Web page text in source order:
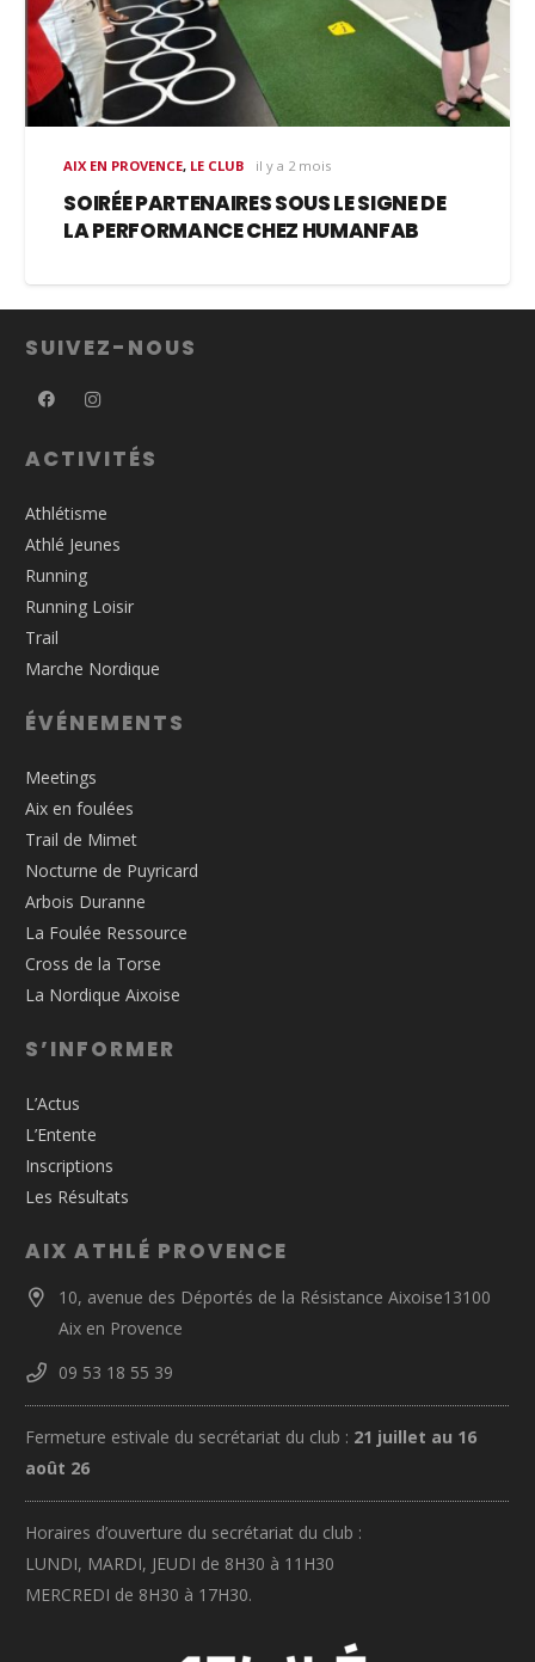
AIX EN PROVENCE, LE CLUB il y a 2 mois
SOIRÉE PARTENAIRES SOUS LE SIGNE DE
LA PERFORMANCE CHEZ HUMANFAB
SUIVEZ-NOUS
ACTIVITÉS
Athlétisme
Athlé Jeunes
Running
Running Loisir
Trail
Marche Nordique
ÉVÉNEMENTS
Meetings
Aix en foulées
Trail de Mimet
Nocturne de Puyricard
Arbois Duranne
La Foulée Ressource
Cross de la Torse
La Nordique Aixoise
S’INFORMER
L’Actus
L’Entente
Inscriptions
Les Résultats
AIX ATHLÉ PROVENCE
10, avenue des Déportés de la Résistance Aixoise13100
Aix en Provence
09 53 18 55 39
Fermeture estivale du secrétariat du club : 21 juillet au 16
août 26
Horaires d’ouverture du secrétariat du club :
LUNDI, MARDI, JEUDI de 8H30 à 11H30
MERCREDI de 8H30 à 17H30.